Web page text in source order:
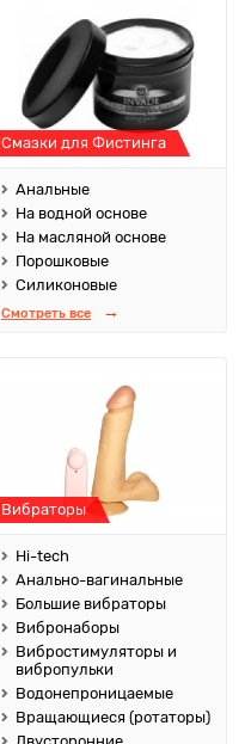
Смазки для Фистинга
Анальные
На водной основе
На масляной основе
Порошковые
Силиконовые
Смотреть все
Вибраторы
Hi-tech
Анально-вагинальные
Большие вибраторы
Вибронаборы
Вибростимуляторы и
вибропульки
Водонепроницаемые
Вращающиеся (ротаторы)